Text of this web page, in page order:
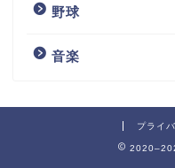
野球
音楽
プライ